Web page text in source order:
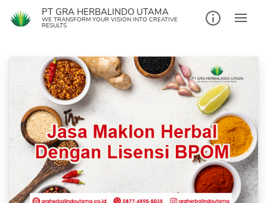
PT GRA HERBALINDO UTAMA
WE TRANSFORM YOUR VISION INTO CREATIVE
RESULTS